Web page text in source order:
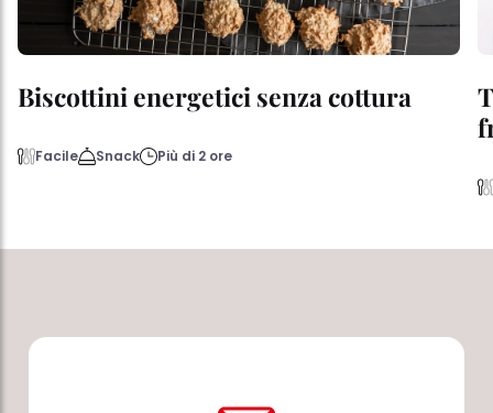
Biscottini energetici senza cottura
Facile Snack Più di 2 ore